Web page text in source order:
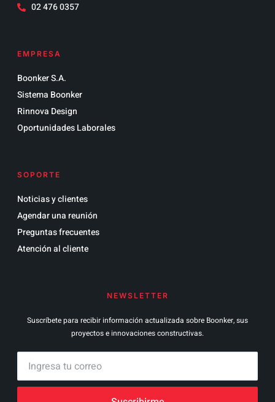
02 476 0357
EMPRESA
Boonker S.A.
Sistema Boonker
Rinnova Design
Oportunidades Laborales
SOPORTE
Noticias y clientes
Agendar una reunión
Preguntas frecuentes
Atención al cliente
NEWSLETTER
Suscríbete para recibir información actualizada sobre Boonker, sus
proyectos e innovaciones constructivas.